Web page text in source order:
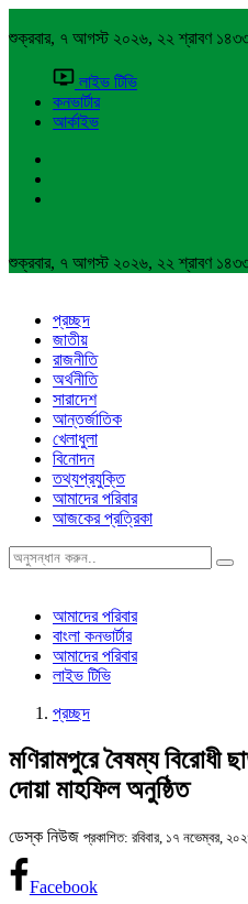
শুক্রবার, ৭ আগস্ট ২০২৬, ২২ শ্রাবণ
লাইভ টিভি
কনভার্টার
আর্কাইভ
শুক্রবার, ৭ আগস্ট ২০২৬, ২২ শ্রাবণ
প্রচ্ছদ
জাতীয়
রাজনীতি
অর্থনীতি
সারাদেশ
আন্তর্জাতিক
খেলাধুলা
বিনোদন
তথ্যপ্রযুক্তি
আমাদের পরিবার
আজকের প্রত্রিকা
আমাদের পরিবার
বাংলা কনভার্টার
আমাদের পরিবার
লাইভ টিভি
প্রচ্ছদ
মণিরামপুরে বৈষম্য বিরোধী
দোয়া মাহফিল অনুষ্ঠিত
ডেস্ক নিউজ প্রকাশিত: রবিবার, ১৭ নভেম্বর,
Facebook